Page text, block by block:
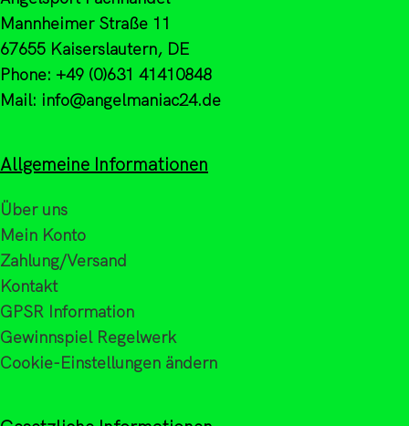
Mannheimer Straße 11
67655 Kaiserslautern, DE
Phone: +49 (0)631 41410848
Mail: info@angelmaniac24.de
Allgemeine Informationen
Über uns
Mein Konto
Zahlung/Versand
Kontakt
GPSR Information
Gewinnspiel Regelwerk
Cookie-Einstellungen ändern